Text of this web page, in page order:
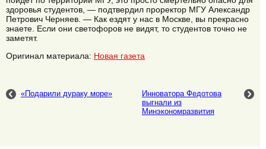
здоровья студентов, — подтвердил проректор МГУ Александр
Петрович Черняев. — Как ездят у нас в Москве, вы прекрасно
знаете. Если они светофоров не видят, то студентов точно не
заметят.
Оригинал материала: Новая газета
«Подарили дураку море»
Инноватора Федотова
выгнали из
Минэкономразвития